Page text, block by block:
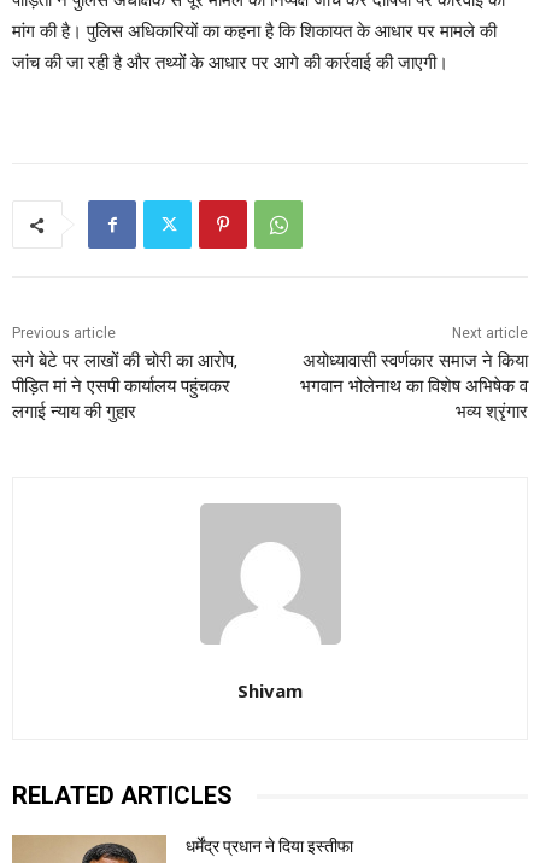
मांग की है। पुलिस अधिकारियों का कहना है कि शिकायत के आधार पर मामले की
जांच की जा रही है और तथ्यों के आधार पर आगे की कार्रवाई की जाएगी।
Previous article
सगे बेटे पर लाखों की चोरी का आरोप,
पीड़ित मां ने एसपी कार्यालय पहुंचकर
लगाई न्याय की गुहार
Next article
अयोध्यावासी स्वर्णकार समाज ने किया
भगवान भोलेनाथ का विशेष अभिषेक व
भव्य श्रृंगार
Shivam
RELATED ARTICLES
धर्मेंद्र प्रधान ने दिया इस्तीफा